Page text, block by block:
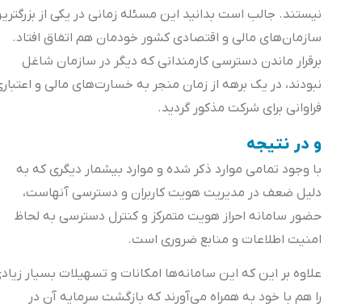
نیستند. جالب است بدانید این مسئله زمانی در یکی از بزرگترین
سازمان‌های مالی و اقتصادی کشور خودمان هم اتفاق افتاد.
برقرار ماندن دسترسی کارمندانی که دیگر در سازمان شاغل
نبودند، در یک برهه از زمان منجر به خسارت‌های مالی و اعتباری
فراوانی برای شرکت مذکور گردید.
و در نتیجه
با وجود تمامی موارد ذکر شده و موارد بیشمار دیگری که به
دلیل ضعف در مدیریت هویت کاربران و دسترسی آنهاست،
حضور سامانه احراز هویت متمرکز و کنترل دسترسی به لحاظ
امنیت اطلاعات و منابع ضروری است.
علاوه بر این که این سامانه‌ها امکانات و تسهیلات بسیار زیادی
را هم با خود به همراه می‌آورند که بازگشت سرمایه آن در